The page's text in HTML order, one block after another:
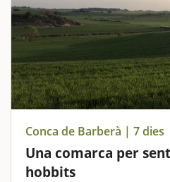
Conca de Barberà | 7 dies
Una comarca per
hobbits